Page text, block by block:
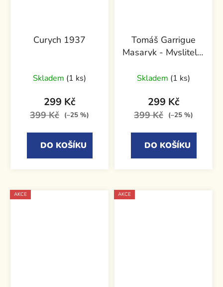
Curych 1937
Skladem (1 ks)
299 Kč
399 Kč (–25 %)
DO KOŠÍKU
Tomáš Garrigue
Masaryk - Myslitel a
Skladem (1 ks)
299 Kč
399 Kč (–25 %)
DO KOŠÍKU
AKCE AKCE